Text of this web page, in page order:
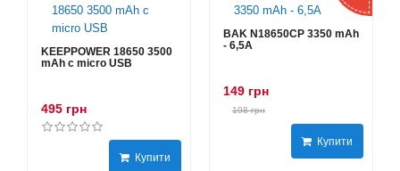
KEEPPOWER 18650 3500
mAh с micro USB
495 грн
Купити
BAK N18650CP 3350 mAh
- 6,5А
149 грн
198 грн
Купити